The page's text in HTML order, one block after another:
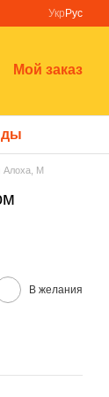
Укр Рус
Мой заказ
Алоха, M
В желания